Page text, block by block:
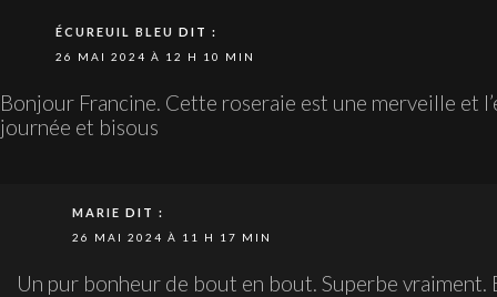
ÉCUREUIL BLEU DIT :
26 MAI 2024 À 12 H 10 MIN
Bonjour Francine. Cette roseraie est une merveille et
journée et bisous
MARIE DIT :
26 MAI 2024 À 11 H 17 MIN
Un pur bonheur de bout en bout. Superbe vraiment.